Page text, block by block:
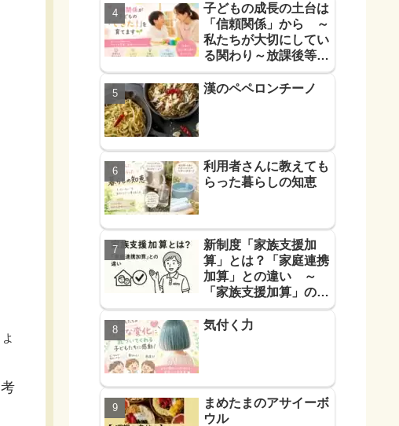
子どもの成長の土台は
「信頼関係」から ～
私たちが大切にしてい
る関わり～放課後等デ
イサービス
漢のペペロンチーノ
利用者さんに教えても
らった暮らしの知恵
新制度「家族支援加
算」とは？「家庭連携
加算」との違い ～
「家族支援加算」の算
定要件と支援方法！を
解説します～
気付く力
まめたまのアサイーボ
ウル